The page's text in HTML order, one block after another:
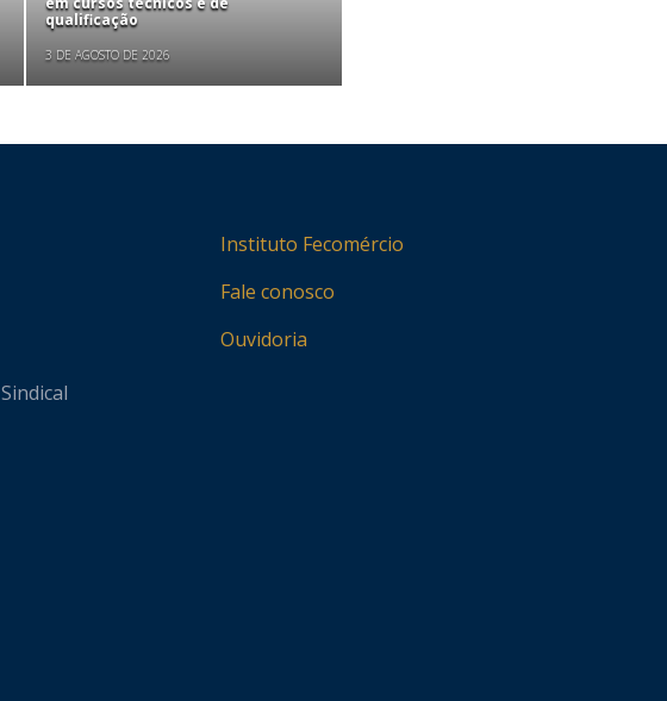
qualificação
3 DE AGOSTO DE 2026
Instituto Fecomércio
Fale conosco
Ouvidoria